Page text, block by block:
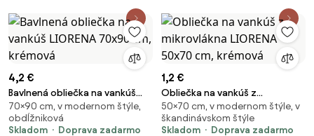
4,2 €
Bavlnená obliečka na vankúš
LIORENA 70x90 cm, krémová
70×90 cm, v modernom štýle,
obdĺžniková
Skladom
Doprava zadarmo
1,2 €
Obliečka na vankúš z
mikrovlákna LIORENA 50x70 cm,
krémová
50×70 cm, v modernom štýle, v
škandinávskom štýle
Skladom
Doprava zadarmo